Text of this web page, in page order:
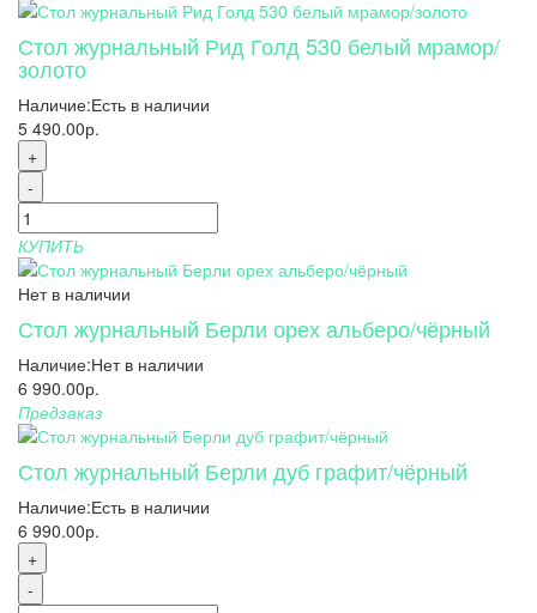
Стол журнальный Рид Голд 530 белый мрамор/
золото
Наличие:Есть в наличии
5 490.00р.
+
-
КУПИТЬ
Нет в наличии
Стол журнальный Берли орех альберо/чёрный
Наличие:Нет в наличии
6 990.00р.
Предзаказ
Стол журнальный Берли дуб графит/чёрный
Наличие:Есть в наличии
6 990.00р.
+
-